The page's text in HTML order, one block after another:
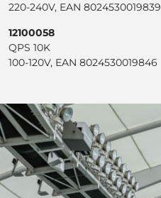
220-240V, EAN 8024530019839
12100058
QPS 10K
100-120V, EAN 8024530019846